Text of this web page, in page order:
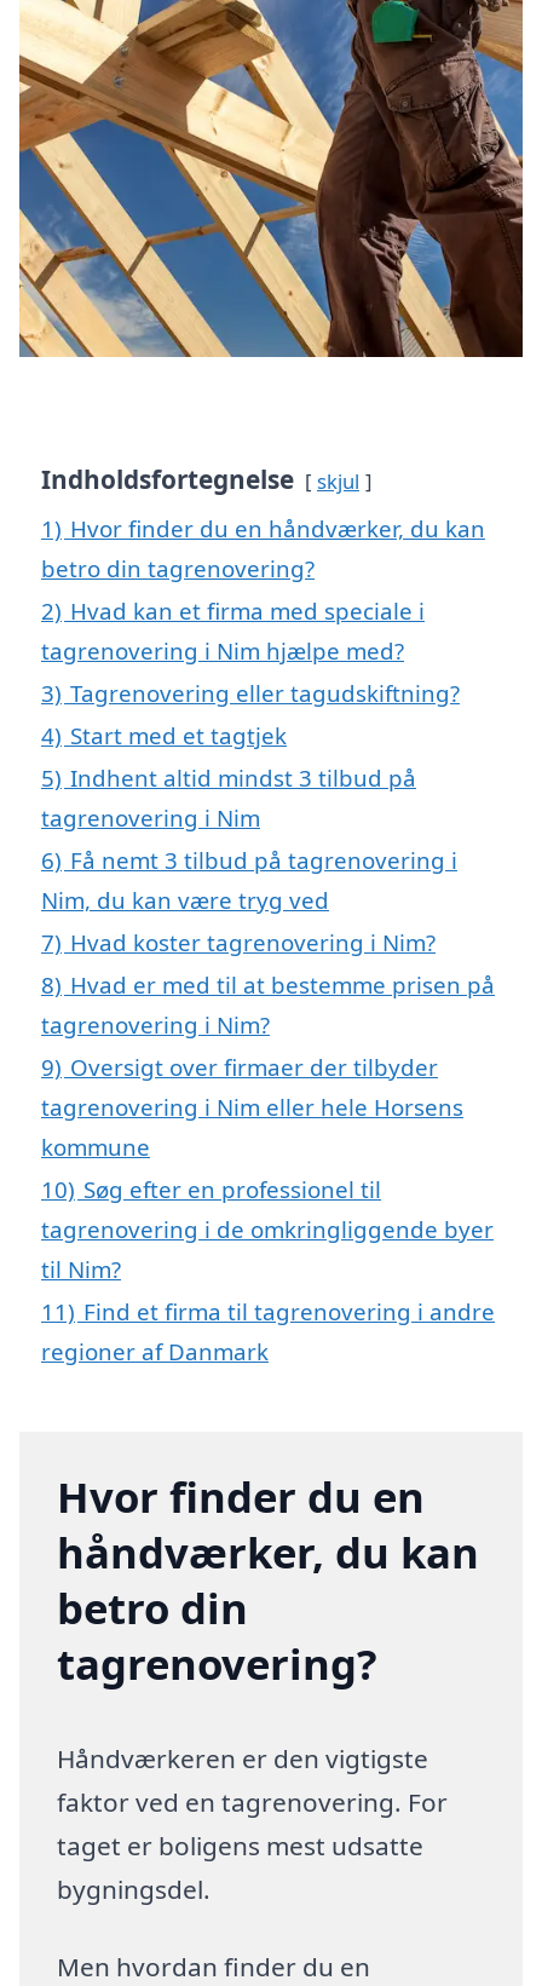
Indholdsfortegnelse skjul
1) Hvor finder du en håndværker, du kan
betro din tagrenovering?
2) Hvad kan et firma med speciale i
tagrenovering i Nim hjælpe med?
3) Tagrenovering eller tagudskiftning?
4) Start med et tagtjek
5) Indhent altid mindst 3 tilbud på
tagrenovering i Nim
6) Få nemt 3 tilbud på tagrenovering i
Nim, du kan være tryg ved
7) Hvad koster tagrenovering i Nim?
8) Hvad er med til at bestemme prisen på
tagrenovering i Nim?
9) Oversigt over firmaer der tilbyder
tagrenovering i Nim eller hele Horsens
kommune
10) Søg efter en professionel til
tagrenovering i de omkringliggende byer
til Nim?
11) Find et firma til tagrenovering i andre
regioner af Danmark
Hvor finder du en
håndværker, du kan
betro din
tagrenovering?
Håndværkeren er den vigtigste
faktor ved en tagrenovering. For
taget er boligens mest udsatte
bygningsdel.
Men hvordan finder du en